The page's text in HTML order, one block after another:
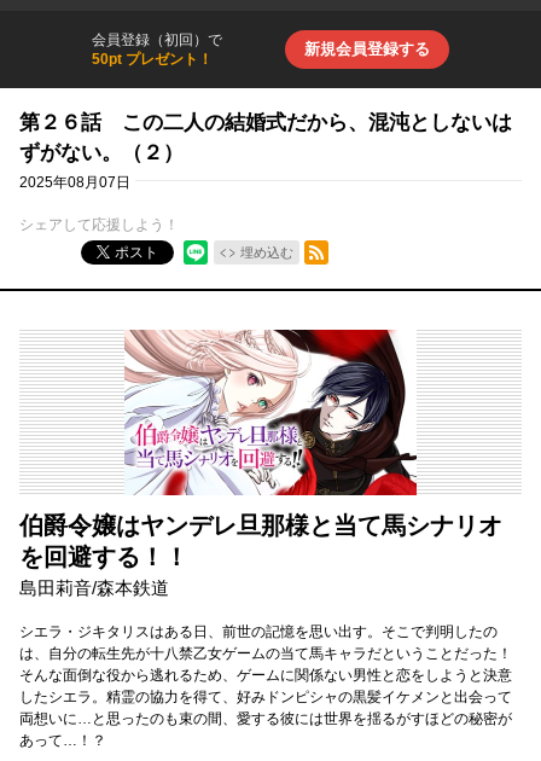
会員登録（初回）で
50pt プレゼント！
新規会員登録する
第２６話 この二人の結婚式だから、混沌としないは
ずがない。（２）
2025年08月07日
シェアして応援しよう！
ポスト
埋め込む
RSSフィード
伯爵令嬢はヤンデレ旦那様と当て馬シナリオ
を回避する！！
島田莉音/森本鉄道
シエラ・ジキタリスはある日、前世の記憶を思い出す。そこで判明したの
は、自分の転生先が十八禁乙女ゲームの当て馬キャラだということだった！
そんな面倒な役から逃れるため、ゲームに関係ない男性と恋をしようと決意
したシエラ。精霊の協力を得て、好みドンピシャの黒髪イケメンと出会って
両想いに…と思ったのも束の間、愛する彼には世界を揺るがすほどの秘密が
あって…！？